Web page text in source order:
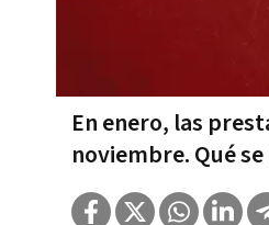
En enero, las
noviembre. Qué